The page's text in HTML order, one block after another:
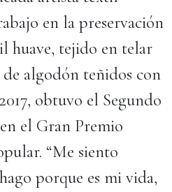
en la preservación
huave, tejido en telar
algodón teñidos con
obtuvo el Segundo
el Gran Premio
“Me siento
porque es mi vida,